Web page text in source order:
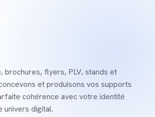
brochures, flyers, PLV, stands et
et produisons vos supports
cohérence avec votre identité
univers digital.